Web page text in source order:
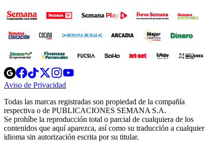
Opens
in
new
Opens
in
new
Opens
in
new
window
Opens
new
windowwindow
Aviso de Privacidad
new
window
Todas las marcas registradas son propiedad de la compañía
respectiva o de PUBLICACIONES SEMANA S.A.
Se prohíbe la reproducción total o parcial de cualquiera de los
contenidos que aquí aparezca, así como su traducción a cualquier
idioma sin autorización escrita por su titular.